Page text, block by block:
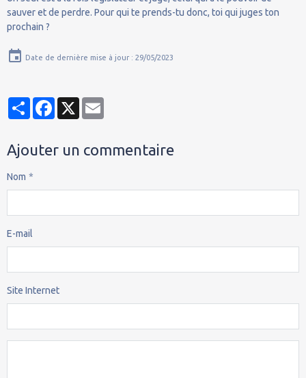
sauver et de perdre. Pour qui te prends-tu donc, toi qui juges ton
prochain ?
Date de dernière mise à jour : 29/05/2023
PartagerFacebook
X
Ajouter un commentaire
Nom
E-mail
Site Internet